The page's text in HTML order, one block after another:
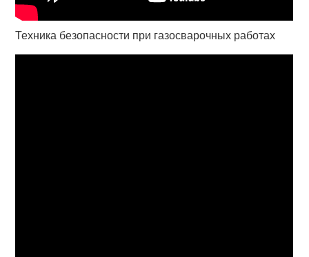
Техника безопасности при газосварочных работах